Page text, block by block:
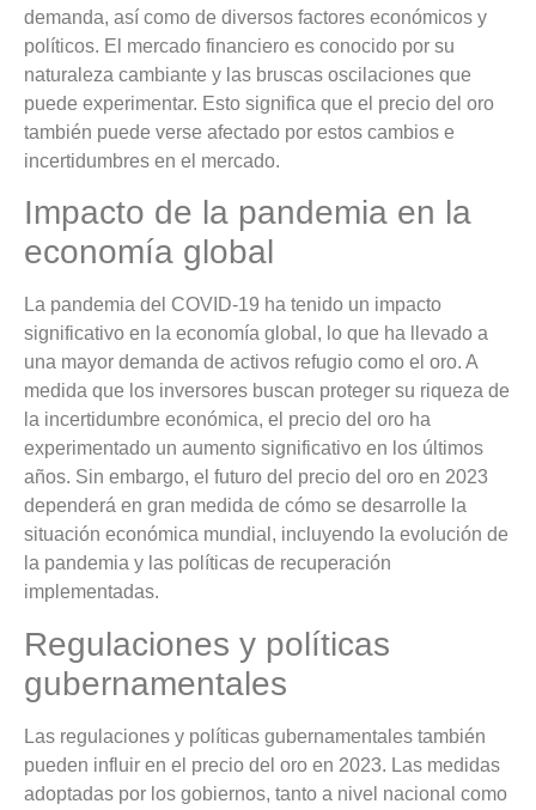
demanda, así como de diversos factores económicos y
políticos. El mercado financiero es conocido por su
naturaleza cambiante y las bruscas oscilaciones que
puede experimentar. Esto significa que el precio del oro
también puede verse afectado por estos cambios e
incertidumbres en el mercado.
Impacto de la pandemia en la
economía global
La pandemia del COVID-19 ha tenido un impacto
significativo en la economía global, lo que ha llevado a
una mayor demanda de activos refugio como el oro. A
medida que los inversores buscan proteger su riqueza de
la incertidumbre económica, el precio del oro ha
experimentado un aumento significativo en los últimos
años. Sin embargo, el futuro del precio del oro en 2023
dependerá en gran medida de cómo se desarrolle la
situación económica mundial, incluyendo la evolución de
la pandemia y las políticas de recuperación
implementadas.
Regulaciones y políticas
gubernamentales
Las regulaciones y políticas gubernamentales también
pueden influir en el precio del oro en 2023. Las medidas
adoptadas por los gobiernos, tanto a nivel nacional como